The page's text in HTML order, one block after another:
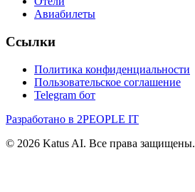
Авиабилеты
Ссылки
Политика конфиденциальности
Пользовательское соглашение
Telegram бот
Разработано в 2PEOPLE IT
© 2026 Katus AI. Все права защищены.